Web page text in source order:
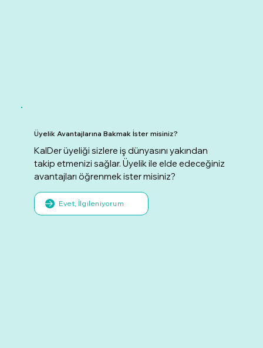
Üyelik Avantajlarına Bakmak İster misiniz?
KalDer üyeliği sizlere iş dünyasını yakından
takip etmenizi sağlar. Üyelik ile elde edeceğiniz
avantajları öğrenmek ister misiniz?
Evet, İlgileniyorum